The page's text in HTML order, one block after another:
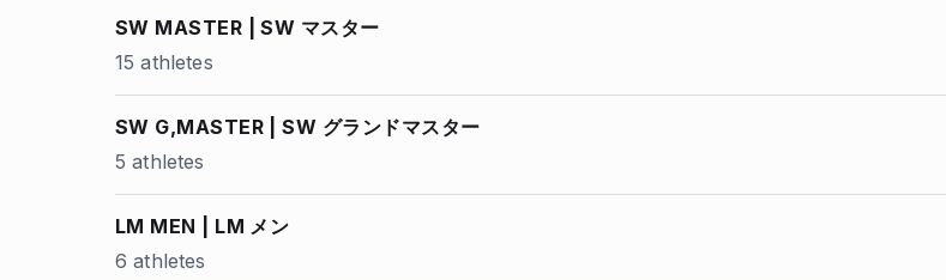
SW MASTER | SW マスター
15 athletes
SW G,MASTER | SW グランドマスター
5 athletes
LM MEN | LM メン
6 athletes